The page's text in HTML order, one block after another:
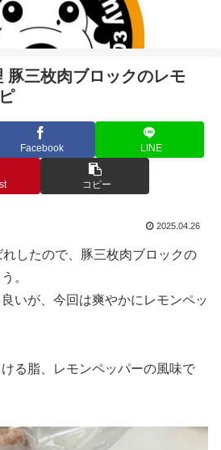
三枚肉ブロックのレモ
Facebook LINE
コピー
2025.04.26
したので、豚三枚肉ブロックの
。
いが、今回は爽やかにレモンペッ
る脂、レモンペッパーの風味で